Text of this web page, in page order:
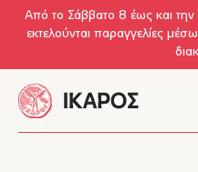
Skip to main content
Από το Σάββατο 8 έως και
εκτελούνται παραγγελίες